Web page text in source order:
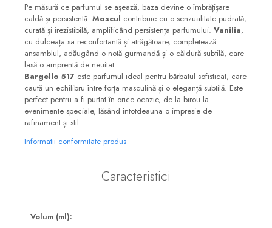
Pe măsură ce parfumul se așează, baza devine o îmbrățișare
caldă și persistentă. Moscul contribuie cu o senzualitate pudrată,
curată și irezistibilă, amplificând persistența parfumului. Vanilia,
cu dulceața sa reconfortantă și atrăgătoare, completează
ansamblul, adăugând o notă gurmandă și o căldură subtilă, care
lasă o amprentă de neuitat.
Bargello 517 este parfumul ideal pentru bărbatul sofisticat, care
caută un echilibru între forța masculină și o eleganță subtilă. Este
perfect pentru a fi purtat în orice ocazie, de la birou la
evenimente speciale, lăsând întotdeauna o impresie de
rafinament și stil.
Informatii conformitate produs
Caracteristici
Volum (ml):